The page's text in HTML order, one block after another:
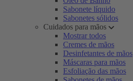
Sabonete líquido
Sabonetes sólidos
Cuidados para mãos
Mostrar todos
Cremes de mãos
Desinfetantes de mãos
Máscaras para mãos
Esfoliação das mãos